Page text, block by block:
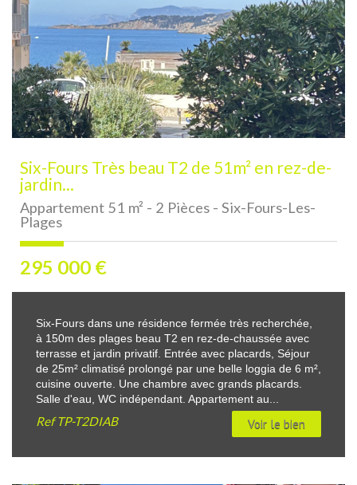
Six-Fours Très beau T2 de 51m² en rez-de-
jardin...
Appartement 51 m² - 2 Pièces - Six-Fours-Les-
Plages
295 000 €
Six-Fours dans une résidence fermée très recherchée,
à 150m des plages beau T2 en rez-de-chaussée avec
terrasse et jardin privatif. Entrée avec placards, Séjour
de 25m² climatisé prolongé par une belle loggia de 6 m²,
cuisine ouverte. Une chambre avec grands placards.
Salle d'eau, WC indépendant. Appartement au...
RefTP-T2DIAB Voir le bien